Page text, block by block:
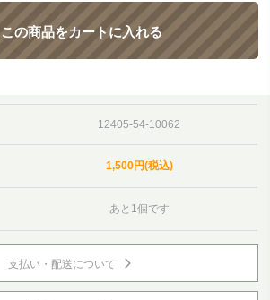
この商品をカートに入れる
12405-54-10062
1,500円(税込)
あと1個です
支払い・配送について